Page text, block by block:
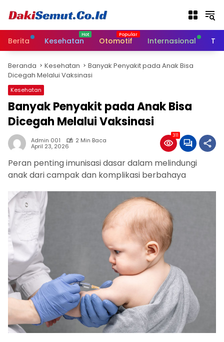
Berita Kesehatan Otomotif Internasional
Beranda Kesehatan
Banyak Penyakit pada Anak Bisa
Dicegah Melalui Vaksinasi
Kesehatan
Banyak Penyakit pada Anak Bisa
Dicegah Melalui Vaksinasi
Admin 001 2 Min Baca
April 23, 2026
311
Peran penting imunisasi dasar dalam melindungi
anak dari campak dan komplikasi berbahaya